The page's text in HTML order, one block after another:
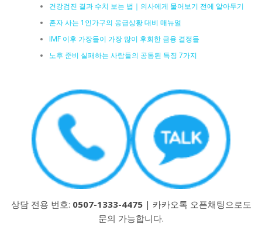
건강검진 결과 수치 보는 법｜의사에게 물어보기 전에 알아두기
혼자 사는 1인가구의 응급상황 대비 매뉴얼
IMF 이후 가장들이 가장 많이 후회한 금융 결정들
노후 준비 실패하는 사람들의 공통된 특징 7가지
상담 전용 번호: 0507-1333-4475| 카카오톡 오픈채팅으로도
문의 가능합니다.